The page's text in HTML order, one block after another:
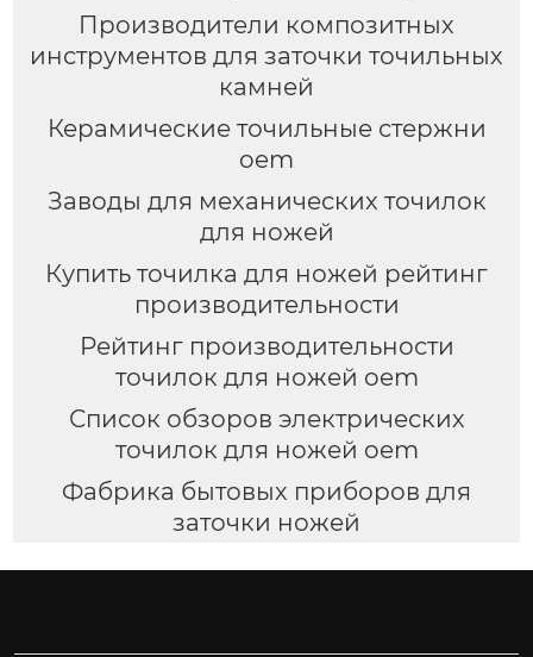
Производители композитных
инструментов для заточки точильных
камней
Керамические точильные стержни
oem
Заводы для механических точилок
для ножей
Купить точилка для ножей рейтинг
производительности
Рейтинг производительности
точилок для ножей oem
Список обзоров электрических
точилок для ножей oem
Фабрика бытовых приборов для
заточки ножей